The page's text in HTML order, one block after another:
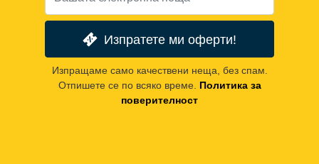
Изпратете ми оферти!
Изпращаме само качествени неща, без спам.
Отпишете се по всяко време. Политика за
поверителност